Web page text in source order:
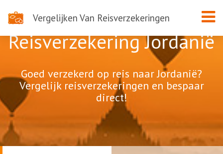
Vergelijken Van Reisverzekeringen
Reisverzekering Jordanië
Goed verzekerd op reis naar Jordanië?
Vergelijk reisverzekeringen en bespaar
direct!